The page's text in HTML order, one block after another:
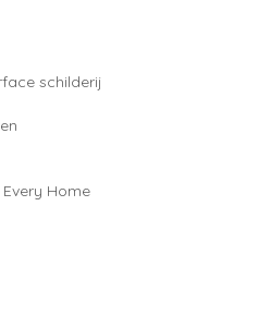
schilderij
Home